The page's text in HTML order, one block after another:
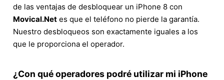
de las ventajas de desbloquear un iPhone 8 con
Movical.Net es que el teléfono no pierde la garantía.
Nuestro desbloqueos son exactamente iguales a los
que le proporciona el operador.
¿Con qué operadores podré utilizar mi iPhone